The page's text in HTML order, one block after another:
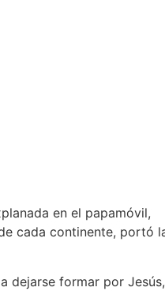
en el papamóvil,
cada continente, portó
dejarse formar por